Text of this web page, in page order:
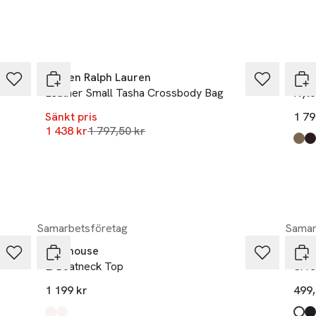
Lauren Ralph Lauren
Leather Small Tasha Crossbody Bag
Sänkt pris
1 438 krLägsta pris 30 dagar
1 797,50 kr
1
Clay,
Samarbetsföretag
Newhouse
Li Boatneck Top
1 199 kr